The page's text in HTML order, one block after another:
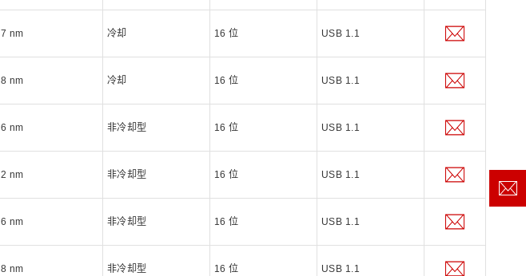
7 nm 冷却 16 位 USB 1.1
8 nm 冷却 16 位 USB 1.1
6 nm 非冷却型 16 位 USB 1.1
2 nm 非冷却型 16 位 USB 1.1
6 nm 非冷却型 16 位 USB 1.1
8 nm 非冷却型 16 位 USB 1.1